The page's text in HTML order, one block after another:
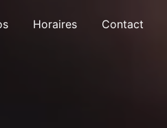
Horaires Contact